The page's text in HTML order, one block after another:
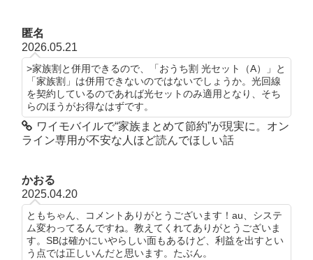
匿名
2026.05.21
>家族割と併用できるので、「おうち割 光セット（A）」と
「家族割」は併用できないのではないでしょうか。光回線
を契約しているのであれば光セットのみ適用となり、そち
らのほうがお得なはずです。
ワイモバイルで“家族まとめて節約”が現実に。オン
ライン専用が不安な人ほど読んでほしい話
かおる
2025.04.20
ともちゃん、コメントありがとうございます！au、システ
ム変わってるんですね。教えてくれてありがとうございま
す。SBは確かにいやらしい面もあるけど、利益を出すとい
う点では正しいんだと思います。たぶん。